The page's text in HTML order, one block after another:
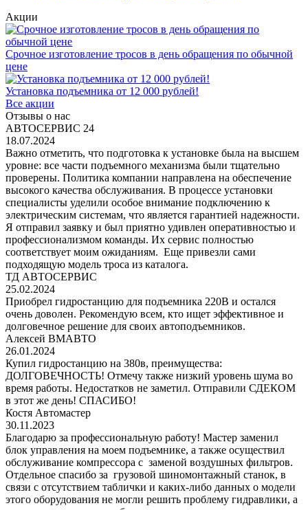
Акции
Срочное изготовление тросов в день обращения по обычной
цене
Установка подъемника от 12 000 рублей!
Все акции
Отзывы о нас
АВТОСЕРВИС 24
18.07.2024
Важно отметить, что подготовка к установке была на высшем
уровне: все части подъемного механизма были тщательно
проверены. Политика компании направлена на обеспечение
высокого качества обслуживания. В процессе установки
специалисты уделили особое внимание подключению к
электрическим системам, что является гарантией надежности.
Я отправил заявку и был приятно удивлен оперативностью и
профессионализмом команды. Их сервис полностью
соответствует моим ожиданиям. Еще привезли сами
подходящую модель троса из каталога.
ТД АВТОСЕРВИС
25.02.2024
Приобрел гидростанцию для подъемника 220В и остался
очень доволен. Рекомендую всем, кто ищет эффективное и
долговечное решение для своих автоподъемников.
Алексей ВМАВТО
26.01.2024
Купил гидростанцию на 380в, преимущества:
ДОЛГОВЕЧНОСТЬ! Отмечу также низкий уровень шума во
время работы. Недостатков не заметил. Отправили СДЕКОМ
в этот же день! СПАСИБО!
Костя Автомастер
30.11.2023
Благодарю за профессиональную работу! Мастер заменил
блок управления на моем подъемнике, а также осуществил
обслуживание компрессора с заменой воздушных фильтров.
Отдельное спасибо за грузовой шиномонтажный станок, в
связи с отсутствием таблички и каких-либо данных о модели
этого оборудования не могли решить проблему гидравлики, а